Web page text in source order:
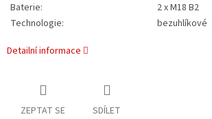
Baterie:
2 x M18 B2
Technologie:
bezuhlíkové
Detailní informace
ZEPTAT SE SDÍLET